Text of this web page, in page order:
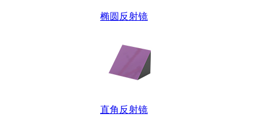
椭圆反射镜
直角反射镜